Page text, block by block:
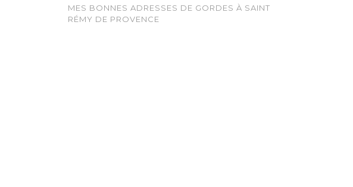
MES BONNES ADRESSES DE GORDES À SAINT
RÉMY DE PROVENCE